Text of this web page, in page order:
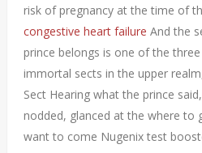
risk of pregnancy at the time of
congestive heart failure And the
prince belongs is one of the
immortal sects in the upper
Sect Hearing what the prince
nodded, glanced at the where to
want to come Nugenix test